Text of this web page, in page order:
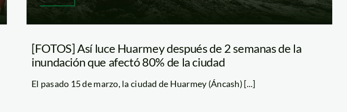
[FOTOS] Así luce Huarmey después de 2 semanas de la
inundación que afectó 80% de la ciudad
El pasado 15 de marzo, la ciudad de Huarmey (Áncash) [...]